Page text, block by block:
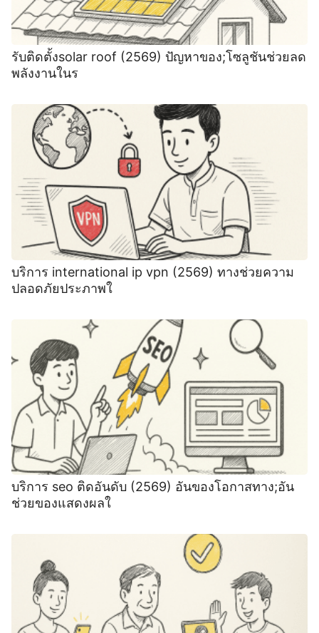
รับติดตั้งsolar roof (2569) ปัญหาของ;โซลูชันช่วยลด
พลังงานในร
บริการ international ip vpn (2569) ทางช่วยความ
ปลอดภัยประภาพใ
บริการ seo ติดอันดับ (2569) อันของโอกาสทาง;อัน
ช่วยของแสดงผลใ